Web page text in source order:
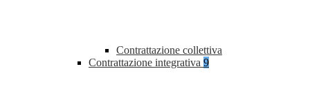
Contrattazione collettiva
Contrattazione integrativa 9